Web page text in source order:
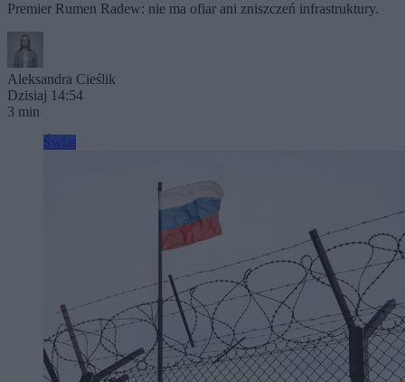
Premier Rumen Radew: nie ma ofiar ani zniszczeń infrastruktury.
Aleksandra Cieślik
Dzisiaj 14:54
3 min